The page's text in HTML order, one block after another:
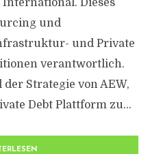
Dieses
und
und Private
verantwortlich.
Strategie von AEW,
Debt Plattform zu...